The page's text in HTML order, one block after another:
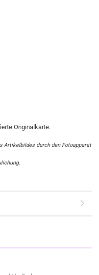
Originalkarte.
Artikelbildes durch den Fotoapparat